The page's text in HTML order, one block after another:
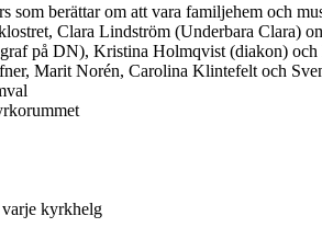
berättar om att vara familjehem och
Clara Lindström (Underbara Clara)
på DN), Kristina Holmqvist (diakon) och
Marit Norén, Carolina Klintefelt och
kyrkhelg